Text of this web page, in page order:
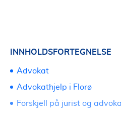
INNHOLDSFORTEGNELSE
Advokat
Advokathjelp i Florø
Forskjell på jurist og